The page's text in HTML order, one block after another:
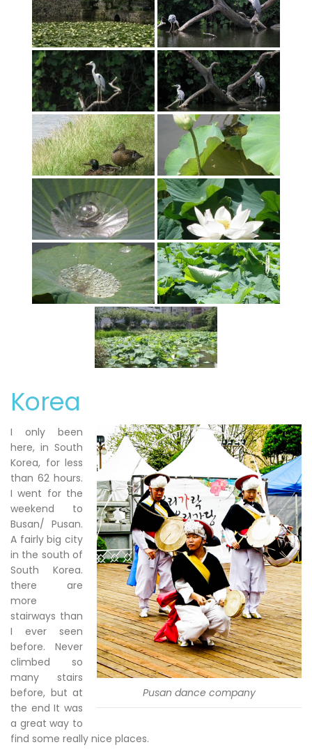
Korea
Pusan dance company
I only been
here, in South
Korea, for less
than 62 hours.
I went for the
weekend to
Busan/ Pusan.
A fairly big city
in the south of
South Korea.
there are
more
stairways than
I ever seen
before. Never
climbed so
many stairs
before, but at
the end It was
a great way to
find some really nice places.